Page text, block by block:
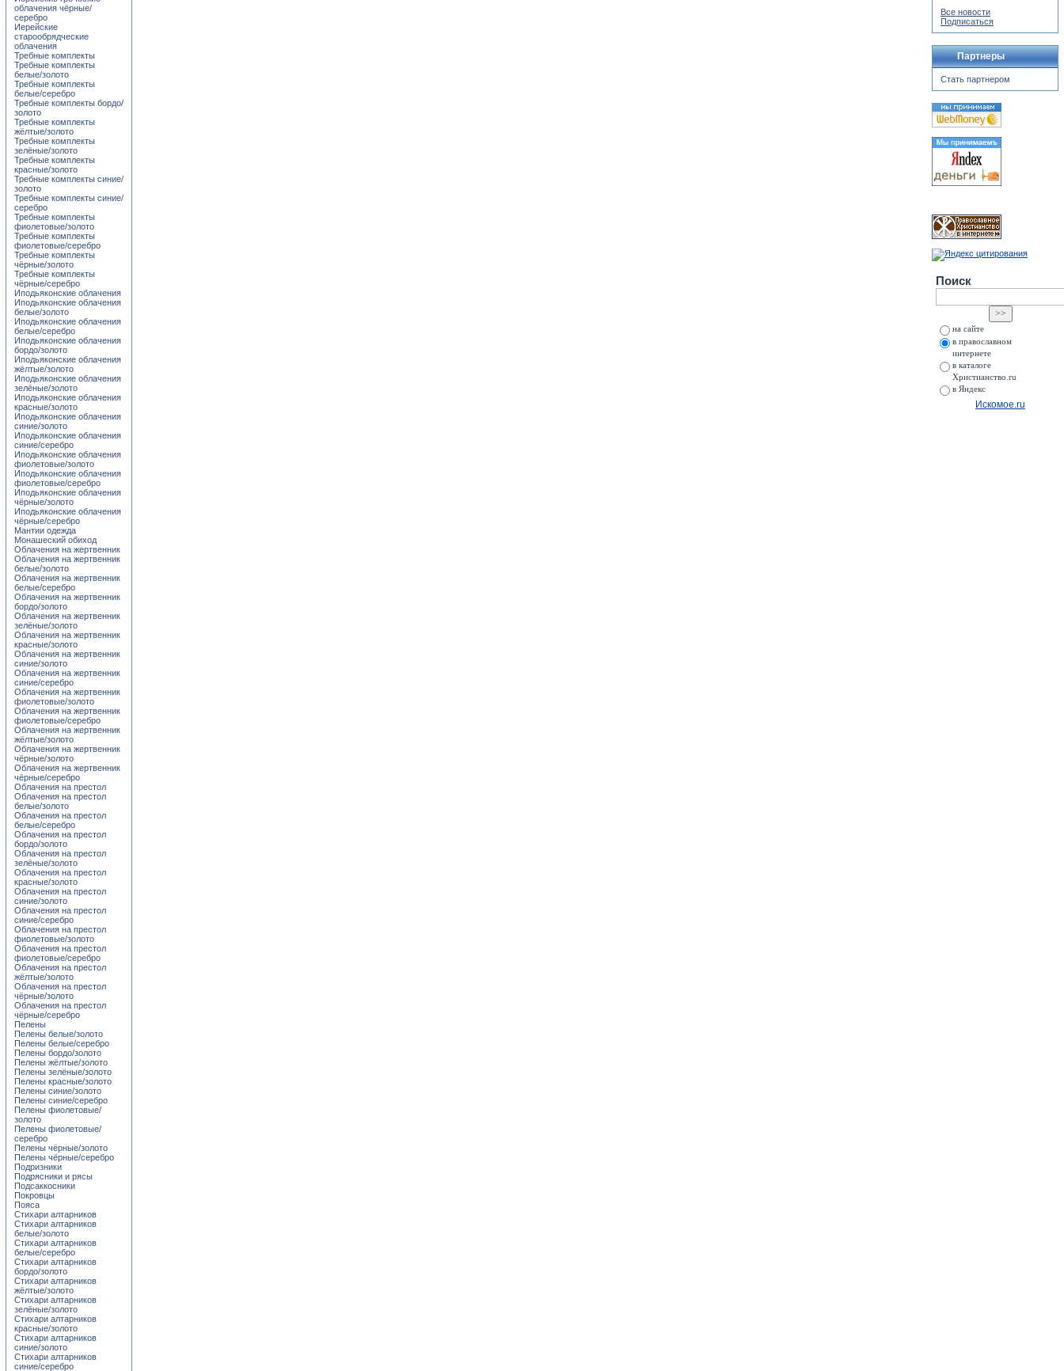
облачения чёрные/
серебро
Иерейские
старообрядческие
облачения
Требные комплекты
Требные комплекты
белые/золото
Требные комплекты
белые/серебро
Требные комплекты бордо/
золото
Требные комплекты
жёлтые/золото
Требные комплекты
зелёные/золото
Требные комплекты
красные/золото
Требные комплекты синие/
золото
Требные комплекты синие/
серебро
Требные комплекты
фиолетовые/золото
Требные комплекты
фиолетовые/серебро
Требные комплекты
чёрные/золото
Требные комплекты
чёрные/серебро
Иподьяконские облачения
Иподьяконские облачения
белые/золото
Иподьяконские облачения
белые/серебро
Иподьяконские облачения
бордо/золото
Иподьяконские облачения
жёлтые/золото
Иподьяконские облачения
зелёные/золото
Иподьяконские облачения
красные/золото
Иподьяконские облачения
синие/золото
Иподьяконские облачения
синие/серебро
Иподьяконские облачения
фиолетовые/золото
Иподьяконские облачения
фиолетовые/серебро
Иподьяконские облачения
чёрные/золото
Иподьяконские облачения
чёрные/серебро
Мантии одежда
Монашеский обиход
Облачения на жертвенник
Облачения на жертвенник
белые/золото
Облачения на жертвенник
белые/серебро
Облачения на жертвенник
бордо/золото
Облачения на жертвенник
зелёные/золото
Облачения на жертвенник
красные/золото
Облачения на жертвенник
синие/золото
Облачения на жертвенник
синие/серебро
Облачения на жертвенник
фиолетовые/золото
Облачения на жертвенник
фиолетовые/серебро
Облачения на жертвенник
жёлтые/золото
Облачения на жертвенник
чёрные/золото
Облачения на жертвенник
чёрные/серебро
Облачения на престол
Облачения на престол
белые/золото
Облачения на престол
белые/серебро
Облачения на престол
бордо/золото
Облачения на престол
зелёные/золото
Облачения на престол
красные/золото
Облачения на престол
синие/золото
Облачения на престол
синие/серебро
Облачения на престол
фиолетовые/золото
Облачения на престол
фиолетовые/серебро
Облачения на престол
жёлтые/золото
Облачения на престол
чёрные/золото
Облачения на престол
чёрные/серебро
Пелены
Пелены белые/золото
Пелены белые/серебро
Пелены бордо/золото
Пелены жёлтые/золото
Пелены зелёные/золото
Пелены красные/золото
Пелены синие/золото
Пелены синие/серебро
Пелены фиолетовые/
золото
Пелены фиолетовые/
серебро
Пелены чёрные/золото
Пелены чёрные/серебро
Подризники
Подрясники и рясы
Подсаккосники
Покровцы
Пояса
Стихари алтарников
Стихари алтарников
белые/золото
Стихари алтарников
белые/серебро
Стихари алтарников
бордо/золото
Стихари алтарников
жёлтые/золото
Стихари алтарников
зелёные/золото
Стихари алтарников
красные/золото
Стихари алтарников
синие/золото
Стихари алтарников
синие/серебро
Все новости
Подписаться
Партнеры
Стать партнером
Поиск
на сайте
в православном
интернете
в каталоге
Христианство.ru
в Яндекс
Искомое.ru